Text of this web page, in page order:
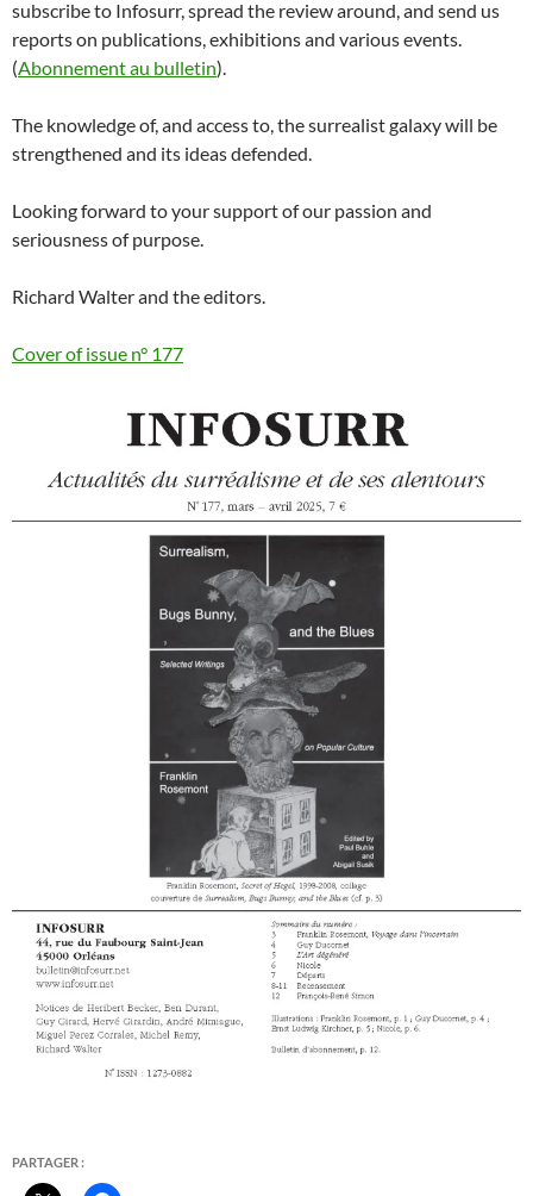
subscribe to Infosurr, spread the review around, and send us
reports on publications, exhibitions and various events.
(Abonnement au bulletin).
The knowledge of, and access to, the surrealist galaxy will be
strengthened and its ideas defended.
Looking forward to your support of our passion and
seriousness of purpose.
Richard Walter and the editors.
Cover of issue n° 177
PARTAGER :